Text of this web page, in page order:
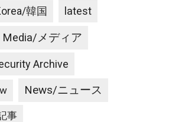
韓国 latest
Media/メディア
Archive
News/ニュース
事